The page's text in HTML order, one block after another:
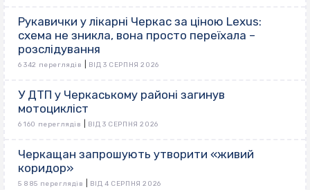
Рукавички у лікарні Черкас за ціною Lexus:
схема не зникла, вона просто переїхала –
розслідування
6 342 переглядів ВІД 3 СЕРПНЯ 2026
У ДТП у Черкаському районі загинув
мотоцикліст
6 160 переглядів ВІД 3 СЕРПНЯ 2026
Черкащан запрошують утворити «живий
коридор»
5 885 переглядів ВІД 4 СЕРПНЯ 2026